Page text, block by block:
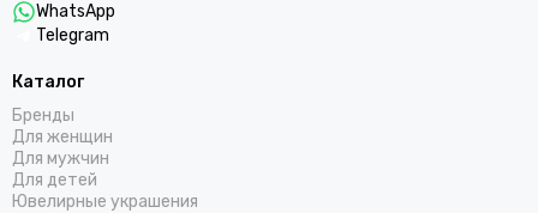
WhatsApp
Telegram
Каталог
Бренды
Для женщин
Для мужчин
Для детей
Ювелирные украшения